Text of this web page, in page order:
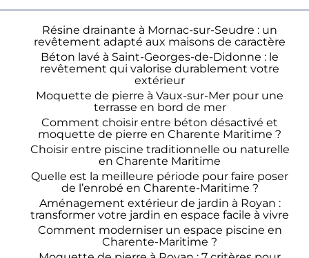
Résine drainante à Mornac-sur-Seudre : un
revêtement adapté aux maisons de caractère
Béton lavé à Saint-Georges-de-Didonne : le
revêtement qui valorise durablement votre
extérieur
Moquette de pierre à Vaux-sur-Mer pour une
terrasse en bord de mer
Comment choisir entre béton désactivé et
moquette de pierre en Charente Maritime ?
Choisir entre piscine traditionnelle ou naturelle
en Charente Maritime
Quelle est la meilleure période pour faire poser
de l’enrobé en Charente-Maritime ?
Aménagement extérieur de jardin à Royan :
transformer votre jardin en espace facile à vivre
Comment moderniser un espace piscine en
Charente-Maritime ?